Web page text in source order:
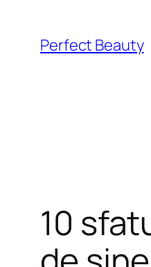
content
Perfect Beauty
10